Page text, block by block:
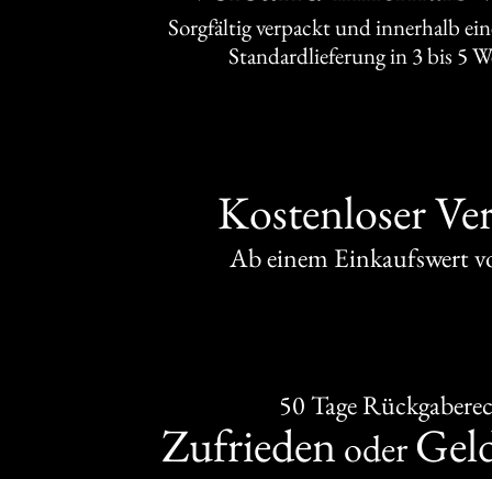
Sorgfältig verpackt und innerhalb
Standardlieferung in 3 bis 5
Kostenloser
Ab einem Einkaufswert
50 Tage
Zufrieden oder